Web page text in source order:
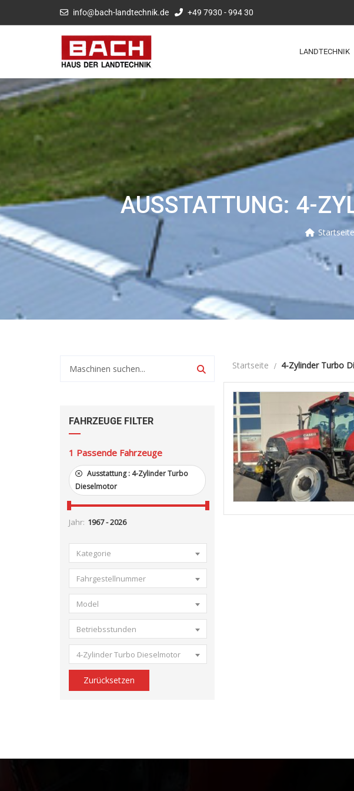
info@bach-landtechnik.de +49 7930 - 994 30
LANDTECHNIK
AUSSTATTUNG: 4-
Startseite
FAHRZEUGE FILTER
1 Passende Fahrzeuge
Ausstattung : 4-Zylinder Turbo
Dieselmotor
Jahr:
Kategorie
Fahrgestellnummer
Model
Betriebsstunden
4-Zylinder Turbo Dieselmotor
Zurücksetzen
Startseite 4-Zylinder Turbo